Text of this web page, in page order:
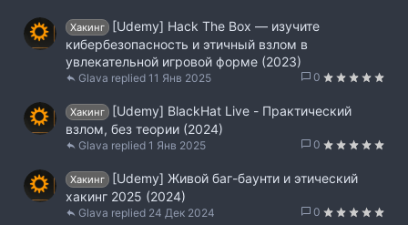
Хакинг
[Udemy] Hack The Box — изучите
кибербезопасность и этичный взлом в
увлекательной игровой форме (2023)
0
11 Янв 2025
Glava
Хакинг
[Udemy] BlackHat Live - Практический
взлом, без теории (2024)
0
1 Янв 2025
Glava
Хакинг
[Udemy] Живой баг-баунти и этический
хакинг 2025 (2024)
0
24 Дек 2024
Glava